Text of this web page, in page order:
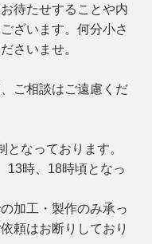
待たせすることや内
ざいます。何分小さ
さいませ。
ご相談はご遠慮くだ
なっております。
13時、18時頃となっ
加工・製作のみ承っ
頼はお断りしており